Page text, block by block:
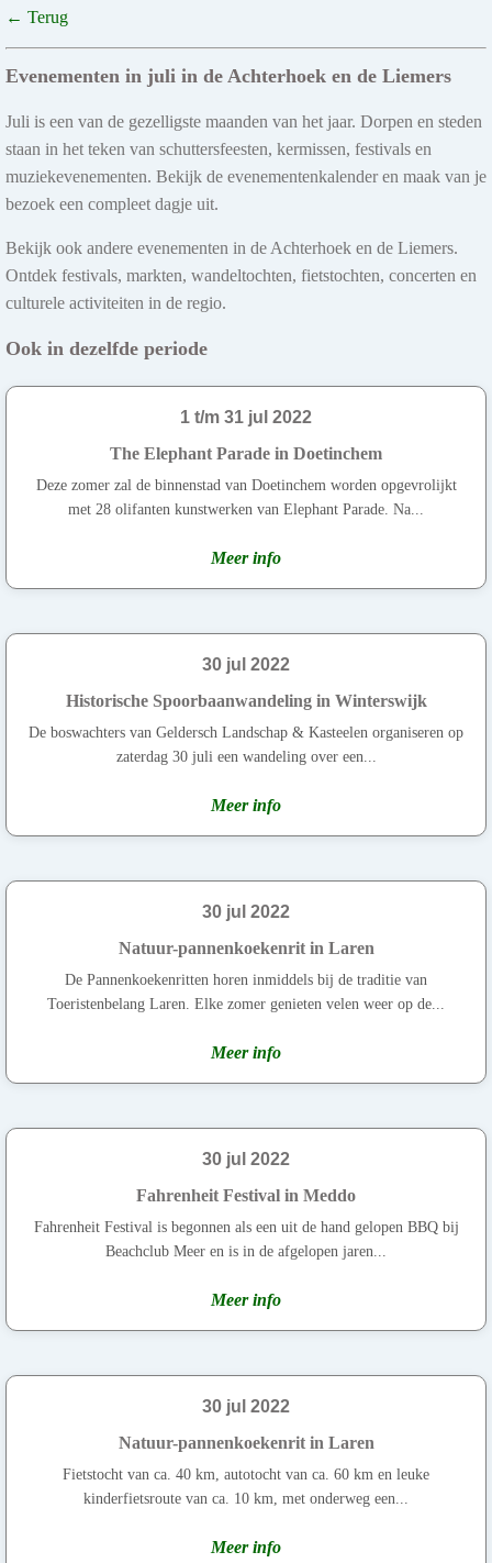
← Terug
Evenementen in juli in de Achterhoek en de Liemers
Juli is een van de gezelligste maanden van het jaar. Dorpen en steden
staan in het teken van schuttersfeesten, kermissen, festivals en
muziekevenementen. Bekijk de evenementenkalender en maak van je
bezoek een compleet dagje uit.
Bekijk ook andere evenementen in de Achterhoek en de Liemers.
Ontdek festivals, markten, wandeltochten, fietstochten, concerten en
culturele activiteiten in de regio.
Ook in dezelfde periode
1 t/m 31 jul 2022
The Elephant Parade in Doetinchem
Deze zomer zal de binnenstad van Doetinchem worden opgevrolijkt
met 28 olifanten kunstwerken van Elephant Parade. Na...
Meer info
30 jul 2022
Historische Spoorbaanwandeling in Winterswijk
De boswachters van Geldersch Landschap & Kasteelen organiseren op
zaterdag 30 juli een wandeling over een...
Meer info
30 jul 2022
Natuur-pannenkoekenrit in Laren
De Pannenkoekenritten horen inmiddels bij de traditie van
Toeristenbelang Laren. Elke zomer genieten velen weer op de...
Meer info
30 jul 2022
Fahrenheit Festival in Meddo
Fahrenheit Festival is begonnen als een uit de hand gelopen BBQ bij
Beachclub Meer en is in de afgelopen jaren...
Meer info
30 jul 2022
Natuur-pannenkoekenrit in Laren
Fietstocht van ca. 40 km, autotocht van ca. 60 km en leuke
kinderfietsroute van ca. 10 km, met onderweg een...
Meer info